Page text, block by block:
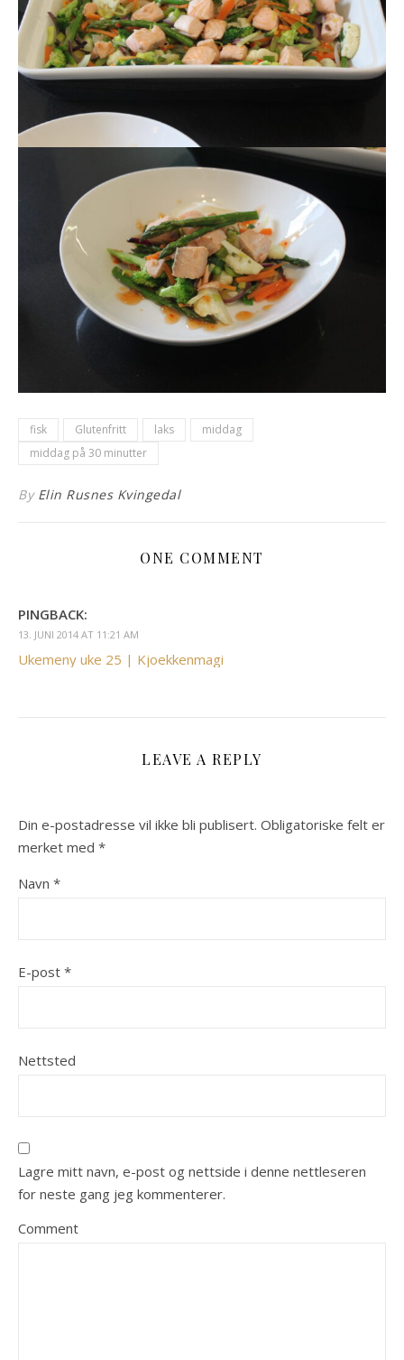
fisk Glutenfritt laks
middag
middag på 30 minutter
By Elin Rusnes Kvingedal
ONE COMMENT
PINGBACK:
13. JUNI 2014 AT 11:21 AM
Ukemeny uke 25 | Kjoekkenmagi
LEAVE A REPLY
Din e-postadresse vil ikke bli publisert. Obligatoriske felt er
merket med *
Navn *
E-post *
Nettsted
Lagre mitt navn, e-post og nettside i denne nettleseren
for neste gang jeg kommenterer.
Comment